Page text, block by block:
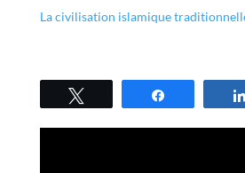
La civilisation islamique